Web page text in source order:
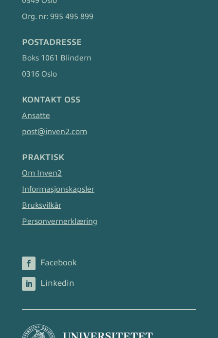
Org. nr: 995 495 899
POSTADRESSE
Boks 1061 Blindern
0316 Oslo
KONTAKT OSS
Ansatte
post@inven2.com
PRAKTISK
Om Inven2
Informasjonskapsler
Bruksvilkår
Personvernerklæring